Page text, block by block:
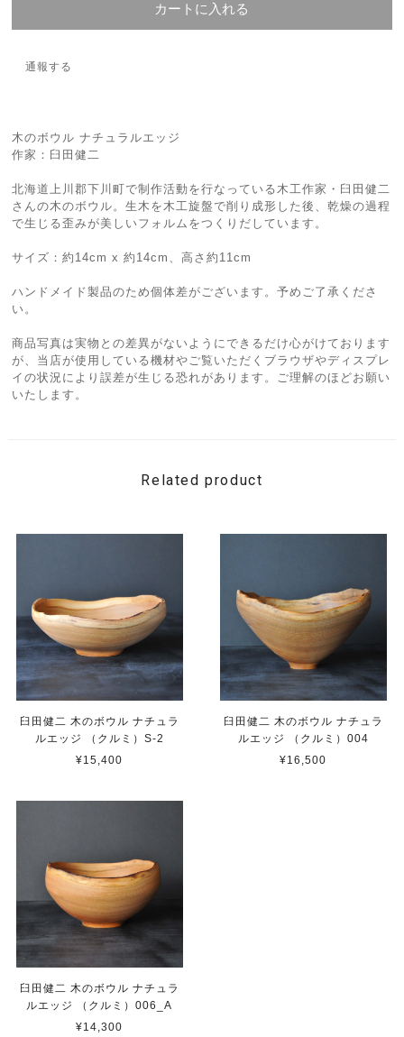
カートに入れる
通報する
木のボウル ナチュラルエッジ
作家：臼田健二
北海道上川郡下川町で制作活動を行なっている木工作家・臼田健二
さんの木のボウル。生木を木工旋盤で削り成形した後、乾燥の過程
で生じる歪みが美しいフォルムをつくりだしています。
サイズ：約14cm x 約14cm、高さ約11cm
ハンドメイド製品のため個体差がございます。予めご了承くださ
い。
商品写真は実物との差異がないようにできるだけ心がけております
が、当店が使用している機材やご覧いただくブラウザやディスプレ
イの状況により誤差が生じる恐れがあります。ご理解のほどお願い
いたします。
Related product
臼田健二 木のボウル ナチュラ
ルエッジ （クルミ）S-2
¥15,400
臼田健二 木のボウル ナチュラ
ルエッジ （クルミ）004
¥16,500
臼田健二 木のボウル ナチュラ
ルエッジ （クルミ）006_A
¥14,300